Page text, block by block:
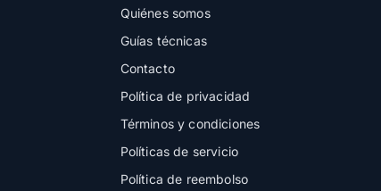
Quiénes somos
Guías técnicas
Contacto
Política de privacidad
Términos y condiciones
Políticas de servicio
Política de reembolso